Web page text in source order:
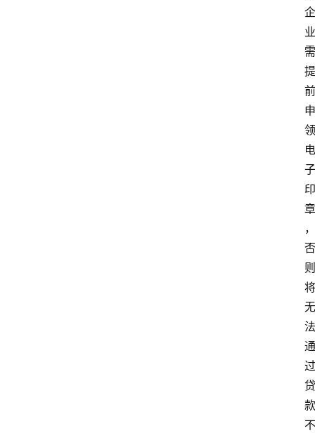
企
业
需
提
前
申
领
电
子
印
章
，
否
则
将
无
法
通
过
贷
款
不